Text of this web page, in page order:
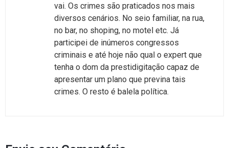
vai. Os crimes são praticados nos mais
diversos cenários. No seio familiar, na rua,
no bar, no shoping, no motel etc. Já
participei de inúmeros congressos
criminais e até hoje não qual o expert que
tenha o dom da prestidigitação capaz de
apresentar um plano que previna tais
crimes. O resto é balela política.